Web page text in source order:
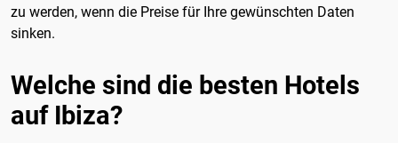
zu werden, wenn die Preise für Ihre gewünschten Daten
sinken.
Welche sind die besten Hotels
auf Ibiza?